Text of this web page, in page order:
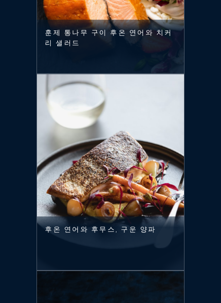
훈제 통나무 구이 후온 연어와 치커
리 샐러드
후온 연어와 후무스, 구운 양파